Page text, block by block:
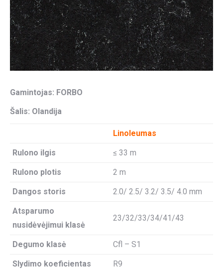
Gamintojas: FORBO
Šalis: Olandija
Linoleumas
Rulono ilgis ≤ 33 m
Rulono plotis 2 m
Dangos storis 2.0/ 2.5/ 3.2/ 3.5/ 4.0 mm
Atsparumo
nusidėvėjimui klasė
23/32/33/34/41/43
Degumo klasė Cfl – S1
Slydimo koeficientas R9